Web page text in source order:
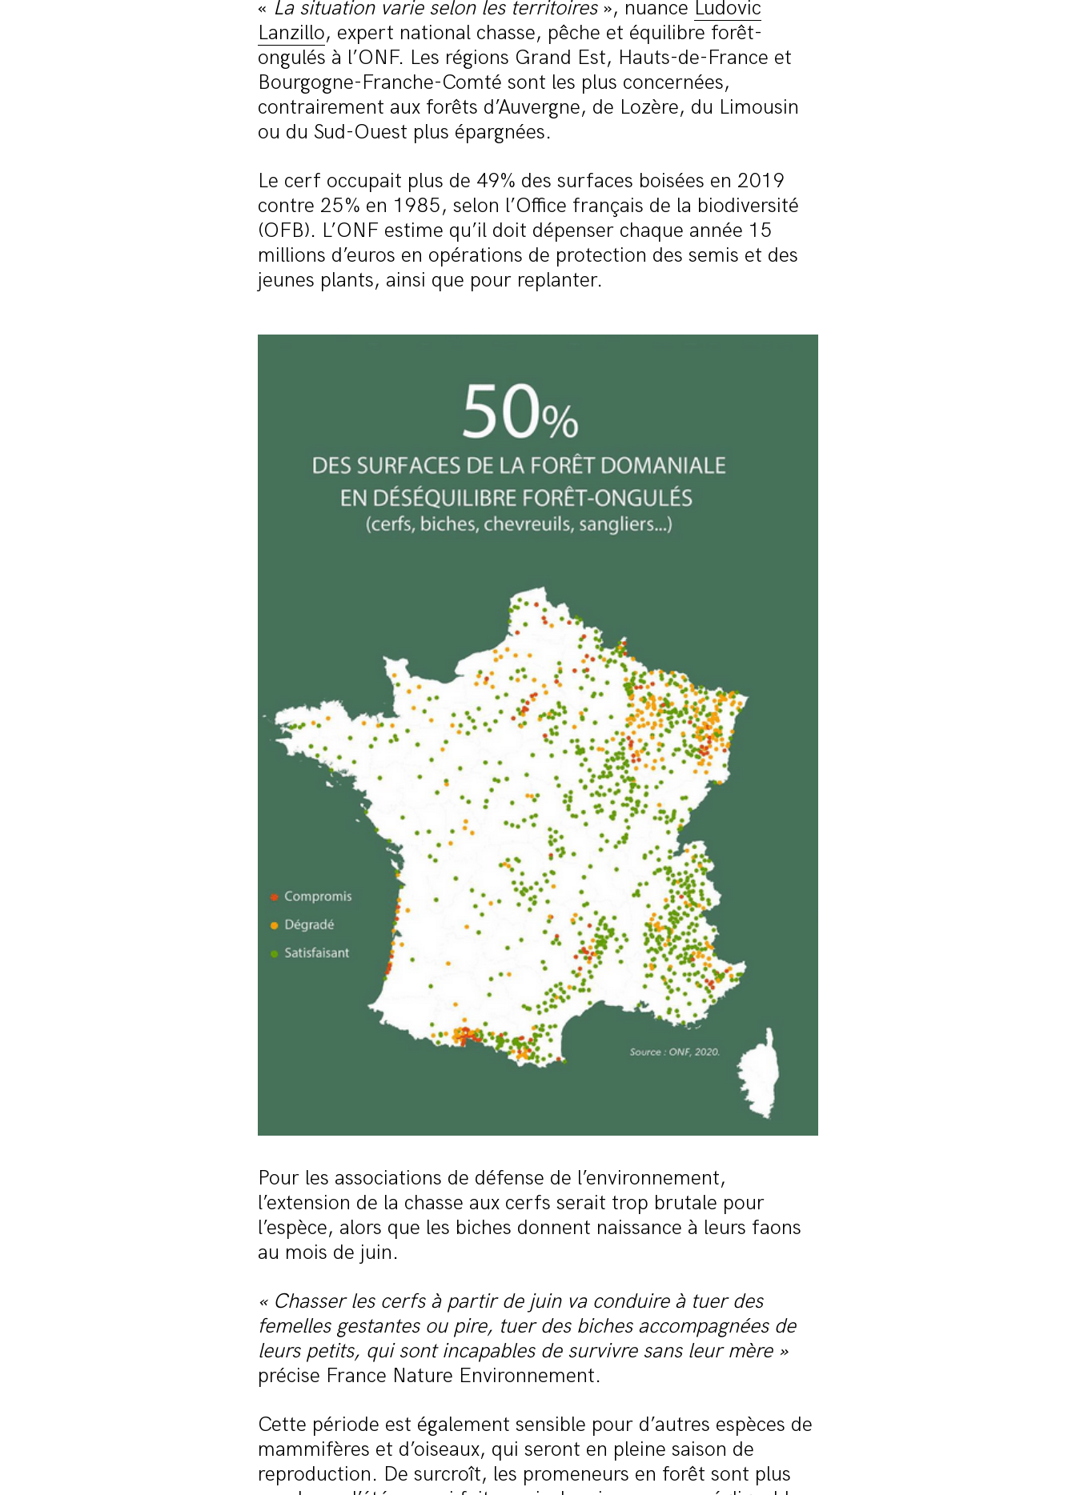
« La situation varie selon les territoires», nuance Ludovic
Lanzillo, expert national chasse, pêche et équilibre forêt-
ongulés à l’ONF. Les régions Grand Est, Hauts-de-France et
Bourgogne-Franche-Comté sont les plus concernées,
contrairement aux forêts d’Auvergne, de Lozère, du Limousin
ou du Sud-Ouest plus épargnées.
Le cerf occupait plus de 49% des surfaces boisées en 2019
contre 25% en 1985, selon l’Office français de la biodiversité
(OFB). L’ONF estime qu’il doit dépenser chaque année 15
millions d’euros en opérations de protection des semis et des
jeunes plants, ainsi que pour replanter.
Pour les associations de défense de l’environnement,
l’extension de la chasse aux cerfs serait trop brutale pour
l’espèce, alors que les biches donnent naissance à leurs faons
au mois de juin.
« Chasser les cerfs à partir de juin va conduire à tuer des
femelles gestantes ou pire, tuer des biches accompagnées de
leurs petits, qui sont incapables de survivre sans leur mère »
précise France Nature Environnement.
Cette période est également sensible pour d’autres espèces de
mammifères et d’oiseaux, qui seront en pleine saison de
reproduction. De surcroît, les promeneurs en forêt sont plus